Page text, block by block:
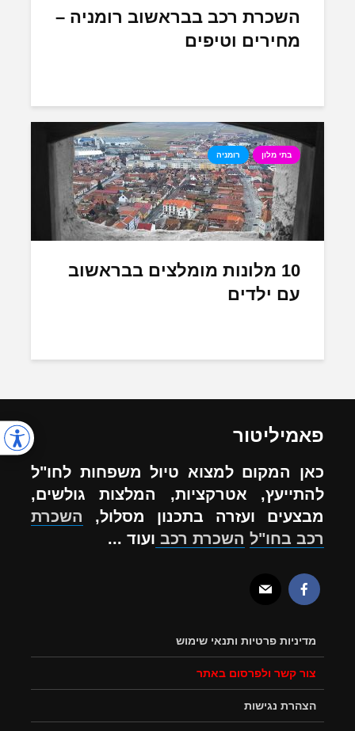
השכרת רכב בבראשוב רומניה –
מחירים וטיפים
בתי מלון רומניה
10 מלונות מומלצים בבראשוב
עם ילדים
פאמיליטור
כאן המקום למצוא טיול משפחות לחו"ל
להתייעץ, אטרקציות, המלצות גולשים,
מבצעים ועזרה בתכנון מסלול, השכרת
רכב בחו"ל השכרת רכב ועוד ...
מדיניות פרטיות ותנאי שימוש
צור קשר ולפרסום באתר
הצהרת נגישות